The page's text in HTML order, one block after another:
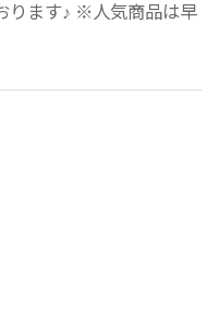
ります♪ ※人気商品は早